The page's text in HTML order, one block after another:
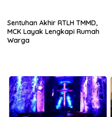
Sentuhan Akhir RTLH TMMD,
MCK Layak Lengkapi Rumah
Warga